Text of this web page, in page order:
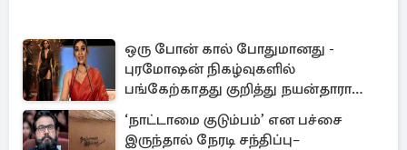
ஒரு போன் கால் போதுமானது -
புரமோஷன் நிகழ்வுகளில்
பங்கேற்காதது குறித்து நயன்தாரா
ஓபன் டாக்!
‘நாட்டாமை குடும்பம்’ என பச்சை
இருந்தால் நேரடி சந்திப்பு–